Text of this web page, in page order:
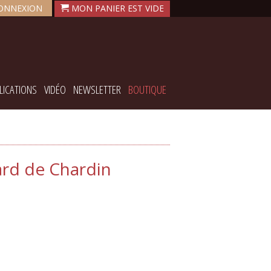
VIDÉO NEWSLETTER BOUTIQUE
de Chardin